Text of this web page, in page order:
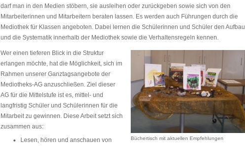
darf man in den Medien stöbern, sie ausleihen oder zurückgeben sowie sich von den
Mitarbeiterinnen und Mitarbeitern beraten lassen. Es werden auch Führungen durch die
Mediothek für Klassen angeboten. Dabei lernen die Schülerinnen und Schüler den Aufbau
und die Systematik innerhalb der Mediothek sowie die Verhaltensregeln kennen.
Büchertisch mit aktuellen Empfehlungen
Wer einen tieferen Blick in die Struktur
erlangen möchte, hat die Möglichkeit, sich im
Rahmen unserer Ganztagsangebote der
Mediotheks-AG anzuschließen. Ziel dieser
AG für die Mittelstufe ist es, mittel- und
langfristig Schüler und Schülerinnen für die
Mitarbeit zu gewinnen. Diese Arbeit setzt sich
zusammen aus:
Lesen, hören und anschauen von